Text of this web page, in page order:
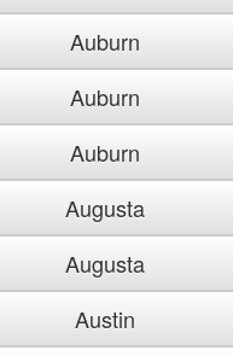
Auburn
Auburn
Auburn
Augusta
Augusta
Austin